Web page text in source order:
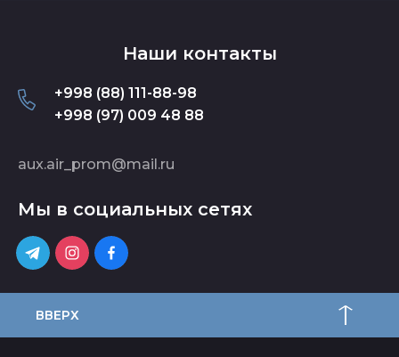
Наши контакты
+998 (88) 111-88-98
+998 (97) 009 48 88
aux.air_prom@mail.ru
Мы в социальных сетях
ВВЕРХ